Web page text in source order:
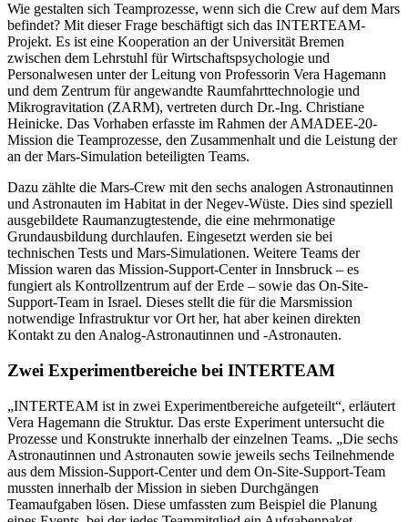
Wie gestalten sich Teamprozesse, wenn sich die Crew auf dem Mars
befindet? Mit dieser Frage beschäftigt sich das INTERTEAM-
Projekt. Es ist eine Kooperation an der Universität Bremen
zwischen dem Lehrstuhl für Wirtschaftspsychologie und
Personalwesen unter der Leitung von Professorin Vera Hagemann
und dem Zentrum für angewandte Raumfahrttechnologie und
Mikrogravitation (ZARM), vertreten durch Dr.-Ing. Christiane
Heinicke. Das Vorhaben erfasste im Rahmen der AMADEE-20-
Mission die Teamprozesse, den Zusammenhalt und die Leistung der
an der Mars-Simulation beteiligten Teams.
Dazu zählte die Mars-Crew mit den sechs analogen Astronautinnen
und Astronauten im Habitat in der Negev-Wüste. Dies sind speziell
ausgebildete Raumanzugtestende, die eine mehrmonatige
Grundausbildung durchlaufen. Eingesetzt werden sie bei
technischen Tests und Mars-Simulationen. Weitere Teams der
Mission waren das Mission-Support-Center in Innsbruck – es
fungiert als Kontrollzentrum auf der Erde – sowie das On-Site-
Support-Team in Israel. Dieses stellt die für die Marsmission
notwendige Infrastruktur vor Ort her, hat aber keinen direkten
Kontakt zu den Analog-Astronautinnen und -Astronauten.
Zwei Experimentbereiche bei INTERTEAM
„INTERTEAM ist in zwei Experimentbereiche aufgeteilt“, erläutert
Vera Hagemann die Struktur. Das erste Experiment untersucht die
Prozesse und Konstrukte innerhalb der einzelnen Teams. „Die sechs
Astronautinnen und Astronauten sowie jeweils sechs Teilnehmende
aus dem Mission-Support-Center und dem On-Site-Support-Team
mussten innerhalb der Mission in sieben Durchgängen
Teamaufgaben lösen. Diese umfassten zum Beispiel die Planung